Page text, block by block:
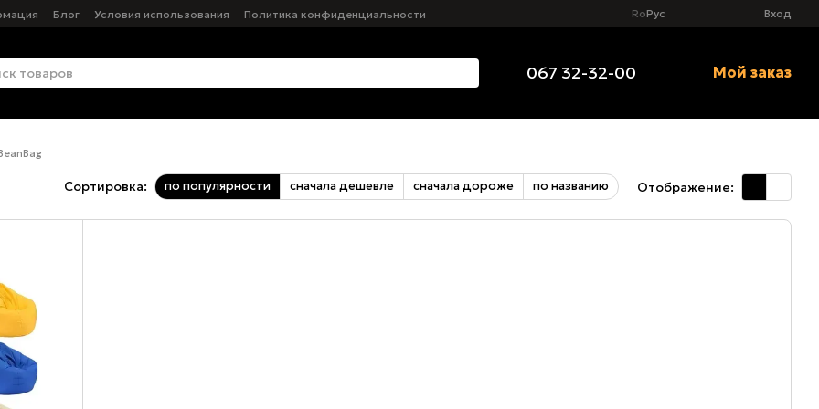
Блог Условия использования
Политика конфиденциальности
RoРус Вход
067 32-32-00 Мой заказ
Сортировка: по популярности сначала дешевле сначала дороже по названию Отображение: